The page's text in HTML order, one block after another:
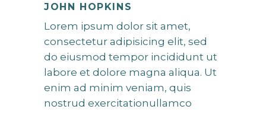
JOHN HOPKINS
Lorem ipsum dolor sit amet,
consectetur adipisicing elit, sed
do eiusmod tempor incididunt ut
labore et dolore magna aliqua. Ut
enim ad minim veniam, quis
nostrud exercitationullamco